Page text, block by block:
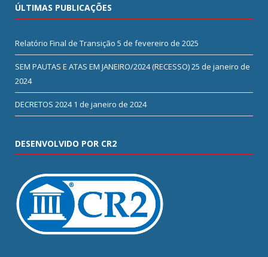
ÚLTIMAS PUBLICAÇÕES
Relatório Final de Transição 5 de fevereiro de 2025
SEM PAUTAS E ATAS EM JANEIRO/2024 (RECESSO)25 de janeiro de
2024
DECRETOS 2024 1 de janeiro de 2024
DESENVOLVIDO POR CR2